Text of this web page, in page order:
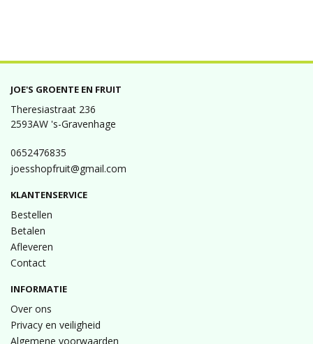
JOE'S GROENTE EN FRUIT
Theresiastraat 236
2593AW 's-Gravenhage
0652476835
joesshopfruit@gmail.com
KLANTENSERVICE
Bestellen
Betalen
Afleveren
Contact
INFORMATIE
Over ons
Privacy en veiligheid
Algemene voorwaarden